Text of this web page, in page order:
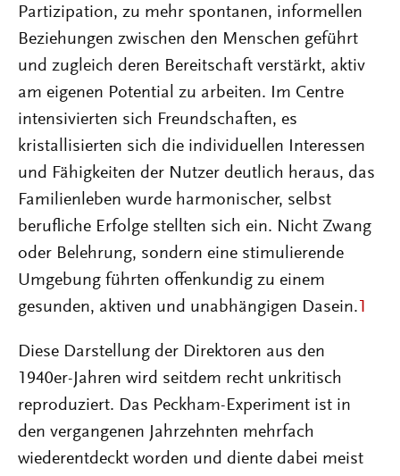
Partizipation, zu mehr spontanen, informellen
Beziehungen zwischen den Menschen geführt
und zugleich deren Bereitschaft verstärkt, aktiv
am eigenen Potential zu arbeiten. Im Centre
intensivierten sich Freundschaften, es
kristallisierten sich die individuellen Interessen
und Fähigkeiten der Nutzer deutlich heraus, das
Familienleben wurde harmonischer, selbst
berufliche Erfolge stellten sich ein. Nicht Zwang
oder Belehrung, sondern eine stimulierende
Umgebung führten offenkundig zu einem
gesunden, aktiven und unabhängigen Dasein. 1
Diese Darstellung der Direktoren aus den
1940er-Jahren wird seitdem recht unkritisch
reproduziert. Das Peckham-Experiment ist in
den vergangenen Jahrzehnten mehrfach
wiederentdeckt worden und diente dabei meist